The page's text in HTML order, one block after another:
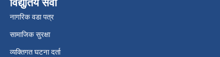
विद्युतिय सेवा
नागरिक वडा पत्र
सामाजिक सुरक्षा
व्यक्तिगत घटना दर्ता